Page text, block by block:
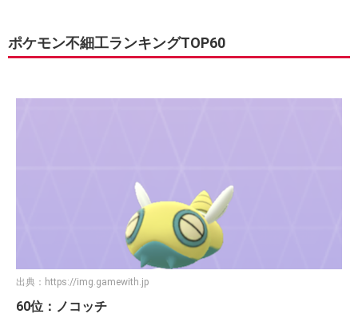
ポケモン不細工ランキングTOP60
出典： https://img.gamewith.jp
60位：ノコッチ